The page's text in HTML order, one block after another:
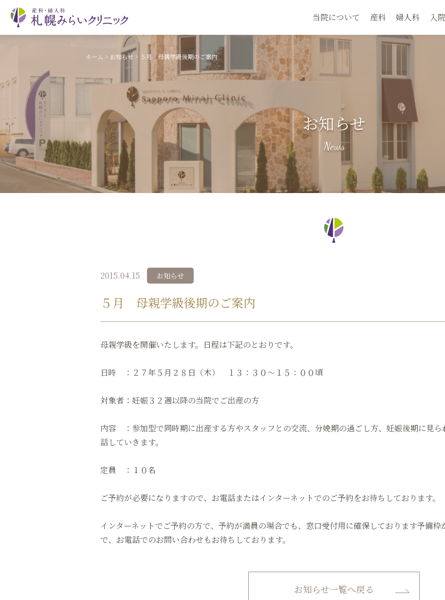
当院について 産科 婦人科 入
ホーム > お知らせ > ５月 母親学級後期のご案内
お知らせ
2015.04.15 お知らせ
５月 母親学級後期のご案内
母親学級を開催いたします。日程は下記のとおりです。
日時 ：２７年５月２８日（木） １３：３０～１５：００頃
対象者：妊娠３２週以降の当院でご出産の方
内容 ：参加型で同時期に出産する方やスタッフとの交流、分娩期の過ごし方、妊娠後期に見
話していきます。
定員 ：１０名
ご予約が必要になりますので、お電話またはインターネットでのご予約をお待ちしております。
インターネットでご予約の方で、予約が満員の場合でも、窓口受付用に確保しております予備
で、お電話でのお問い合わせもお待ちしております。
お知らせ一覧へ戻る